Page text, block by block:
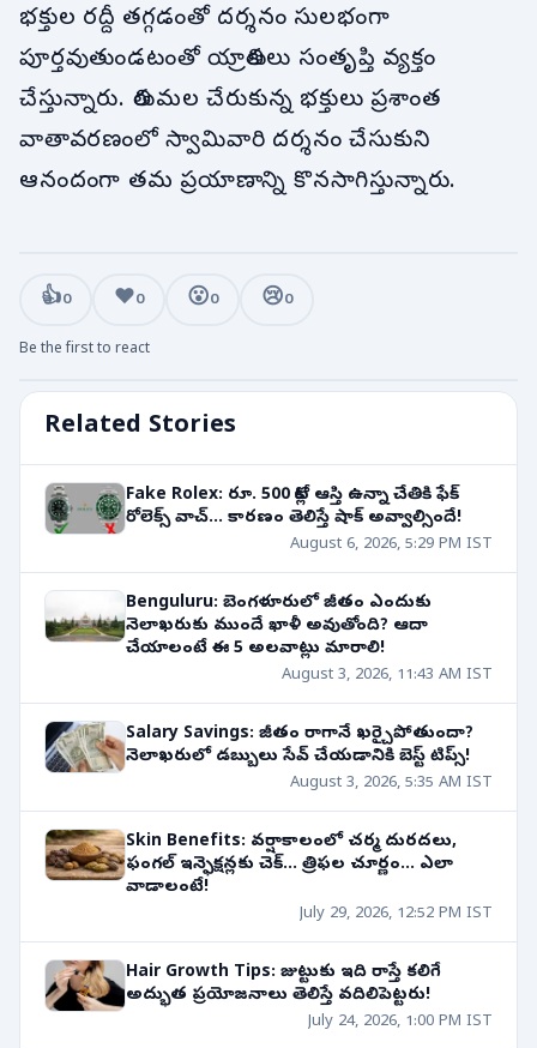
భక్తుల రద్దీ తగ్గడంతో దర్శనం సులభంగా
పూర్తవుతుండటంతో యాత్రికులు సంతృప్తి వ్యక్తం
చేస్తున్నారు. తిరుమల చేరుకున్న భక్తులు ప్రశాంత
వాతావరణంలో స్వామివారి దర్శనం చేసుకుని
ఆనందంగా తమ ప్రయాణాన్ని కొనసాగిస్తున్నారు.
Related Stories
Fake Rolex: రూ. 500 కోట్ల ఆస్తి ఉన్నా చేతికి ఫేక్
రోలెక్స్ వాచ్... కారణం తెలిస్తే షాక్ అవ్వాల్సిందే!
August 6, 2026, 5:29 PM IST
Benguluru: బెంగళూరులో జీతం ఎందుకు
నెలాఖరుకు ముందే ఖాళీ అవుతోంది? ఆదా
చేయాలంటే ఈ 5 అలవాట్లు మారాలి!
August 3, 2026, 11:43 AM IST
Salary Savings: జీతం రాగానే ఖర్చైపోతుందా?
నెలాఖరులో డబ్బులు సేవ్ చేయడానికి బెస్ట్ టిప్స్!
August 3, 2026, 5:35 AM IST
Skin Benefits: వర్షాకాలంలో చర్మ దురదలు,
ఫంగల్ ఇన్ఫెక్షన్లకు చెక్... త్రిఫల చూర్ణం... ఎలా
వాడాలంటే!
July 29, 2026, 12:52 PM IST
Hair Growth Tips: జుట్టుకు ఇది రాస్తే కలిగే
అద్భుత ప్రయోజనాలు తెలిస్తే వదిలిపెట్టరు!
July 24, 2026, 1:00 PM IST
👍0 ❤️0 😮0 😢0
Be the first to react